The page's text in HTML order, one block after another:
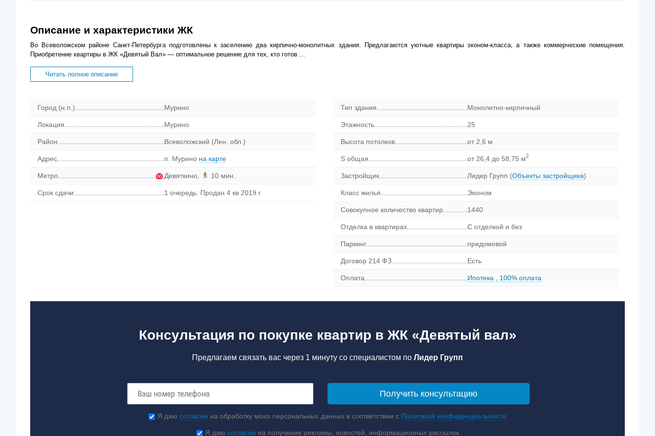
Описание и характеристики ЖК
Во Всеволожском районе Санкт-Петербурга подготовлены к заселению два кирпично-монолитных здания. Предлагаются уютные квартиры эконом-класса, а также коммерческие помещения.
Приобретение квартиры в ЖК «Девятый Вал» — оптимальное решение для тех, кто готов ...
Читать полное описание
Город (н.п.) Мурино
Локация Мурино
Район Всеволожский (Лен. обл.)
Адрес п. Мурино на карте
Метро Девяткино, 10 мин.
Срок сдачи 1 очередь: Продан 4 кв 2019 г.
Тип здания Монолитно-кирпичный
Этажность 25
Высота потолков от 2,6 м
S общая от 26,4 до 58,75 м2
Застройщик Лидер Групп (Объекты застройщика)
Класс жилья Эконом
Совокупное количество квартир 1440
Отделка в квартирах С отделкой и без
Паркинг придомовой
Договор 214 ФЗ Есть
Оплата Ипотека 100% оплата
Консультация по покупке квартир в ЖК «Девятый вал»
Предлагаем связать вас через 1 минуту со специалистом по Лидер Групп
Я даю согласие на обработку моих персональных данных в соответствии с Политикой конфиденциальности
Я даю согласие на получение рекламы, новостей, информационных рассылок